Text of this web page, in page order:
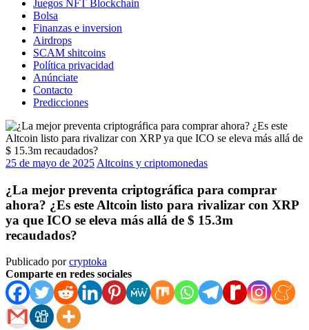
Juegos NFT Blockchain
Bolsa
Finanzas e inversion
Airdrops
SCAM shitcoins
Política privacidad
Anúnciate
Contacto
Predicciones
25 de mayo de 2025 Altcoins y criptomonedas
¿La mejor preventa criptográfica para comprar
ahora? ¿Es este Altcoin listo para rivalizar con XRP
ya que ICO se eleva más allá de $ 15.3m
recaudados?
Publicado porcryptoka
Comparte en redes sociales